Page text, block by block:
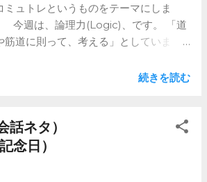
ミュトレというものをテーマにしま
今週は、論理力(Logic)、です。 「道
筋道に則って、考える」としていま
論理的に考える基本です。 これは三
例えば A＝B：生き物（B）には寿命
る（A） B＝C：人間（C）には生き物
）である A＝C：人間（C）には寿命が
続きを読む
話ネタ）
念日）